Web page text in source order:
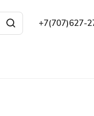
+7(707)627-